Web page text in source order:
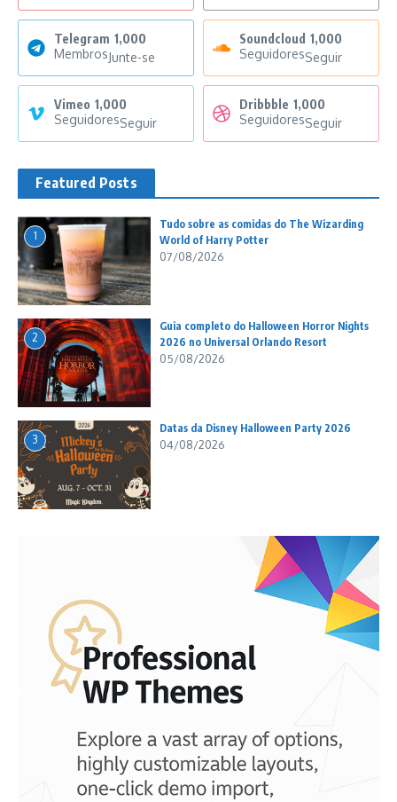
Telegram 1,000
MembrosJunte-se
Soundcloud 1,000
SeguidoresSeguir
Vimeo 1,000
SeguidoresSeguir
Dribbble 1,000
SeguidoresSeguir
Featured Posts
1
Tudo sobre as comidas do The Wizarding
World of Harry Potter
07/08/2026
2
Guia completo do Halloween Horror Nights
2026 no Universal Orlando Resort
05/08/2026
3
Datas da Disney Halloween Party 2026
04/08/2026